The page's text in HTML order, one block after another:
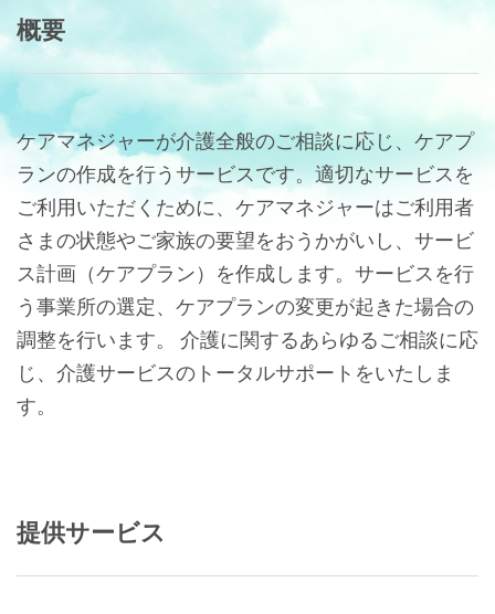
概要
ケアマネジャーが介護全般のご相談に応じ、ケアプ
ランの作成を行うサービスです。適切なサービスを
ご利用いただくために、ケアマネジャーはご利用者
さまの状態やご家族の要望をおうかがいし、サービ
ス計画（ケアプラン）を作成します。サービスを行
う事業所の選定、ケアプランの変更が起きた場合の
調整を行います。 介護に関するあらゆるご相談に応
じ、介護サービスのトータルサポートをいたしま
す。
提供サービス